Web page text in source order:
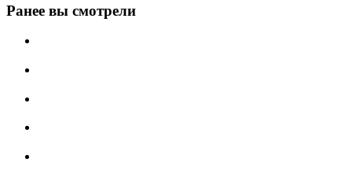
Ранее вы смотрели